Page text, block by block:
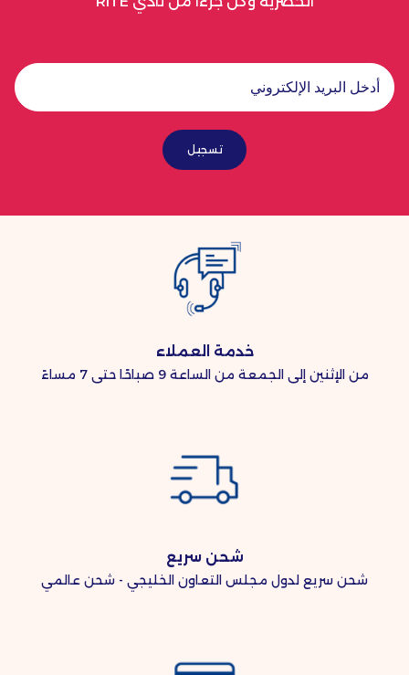
تسجيل
خدمة العملاء
من الإثنين إلى الجمعة من الساعة 9 صباحًا حتى 7 مساءً
شحن سريع
شحن سريع لدول مجلس التعاون الخليجي - شحن عالمي